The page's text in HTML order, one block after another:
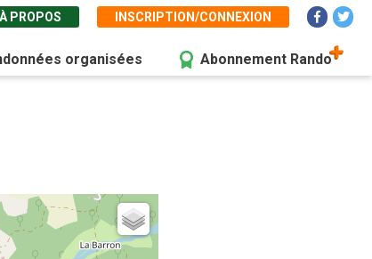
À PROPOS INSCRIPTION/CONNEXION
organisées Abonnement Rando